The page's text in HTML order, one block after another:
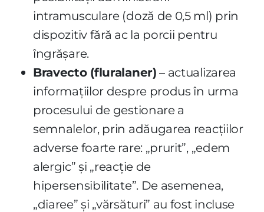
intramusculare (doză de 0,5 ml) prin
dispozitiv fără ac la porcii pentru
îngrășare.
Bravecto (fluralaner) – actualizarea
informațiilor despre produs în urma
procesului de gestionare a
semnalelor, prin adăugarea reacțiilor
adverse foarte rare: „prurit”, „edem
alergic” și „reacție de
hipersensibilitate”. De asemenea,
„diaree” și „vărsături” au fost incluse